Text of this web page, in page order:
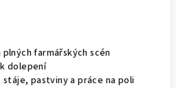
farmářských scén
dolepení
pastviny a práce na poli